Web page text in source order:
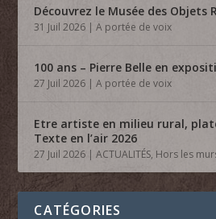
Découvrez le Musée des Objets
31 Juil 2026 |A portée de voix
100 ans – Pierre Belle en
27 Juil 2026 |A portée de voix
Etre artiste en milieu rural,
Texte en l’air 2026
27 Juil 2026 |ACTUALITÉS, Hors les
CATÉGORIES